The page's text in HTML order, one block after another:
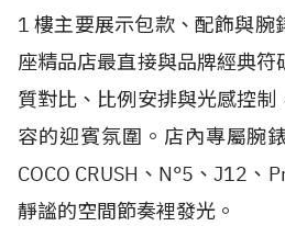
1 樓主要展示包款、配飾與腕
座精品店最直接與品牌經典
質對比、比例安排與光感控
容的迎賓氛圍。店內專屬腕
COCO CRUSH、N°5、J12、
靜謐的空間節奏裡發光。